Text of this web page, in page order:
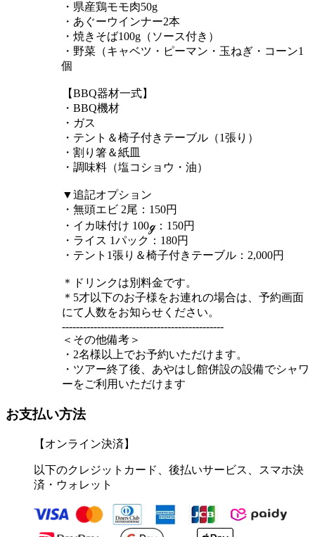
・県産鶏モモ肉50g
・あぐーウインナー2本
・焼きそば100g（ソース付き）
・野菜（キャベツ・ピーマン・玉ねぎ・コーン1
個
【BBQ器材一式】
・BBQ機材
・ガス
・テント＆椅子付きテーブル（1張り）
・割り箸＆紙皿
・調味料（塩コショウ・油）
▼追記オプション
・無頭エビ 2尾：150円
・イカ味付け 100ℊ：150円
・ライス 1パック：180円
・テント1張り＆椅子付きテーブル：2,000円
＊ドリンクは別料金です。
＊5才以下のお子様をお連れの場合は、予約画面
にて人数をお知らせください。
----------------------------------------------
＜その他備考＞
・2名様以上でお予約いただけます。
・ツアー終了後、あやはし館併設の設備でシャワ
ーをご利用いただけます
お支払い方法
【オンライン決済】
以下のクレジットカード、後払いサービス、スマホ決
済・ウォレット